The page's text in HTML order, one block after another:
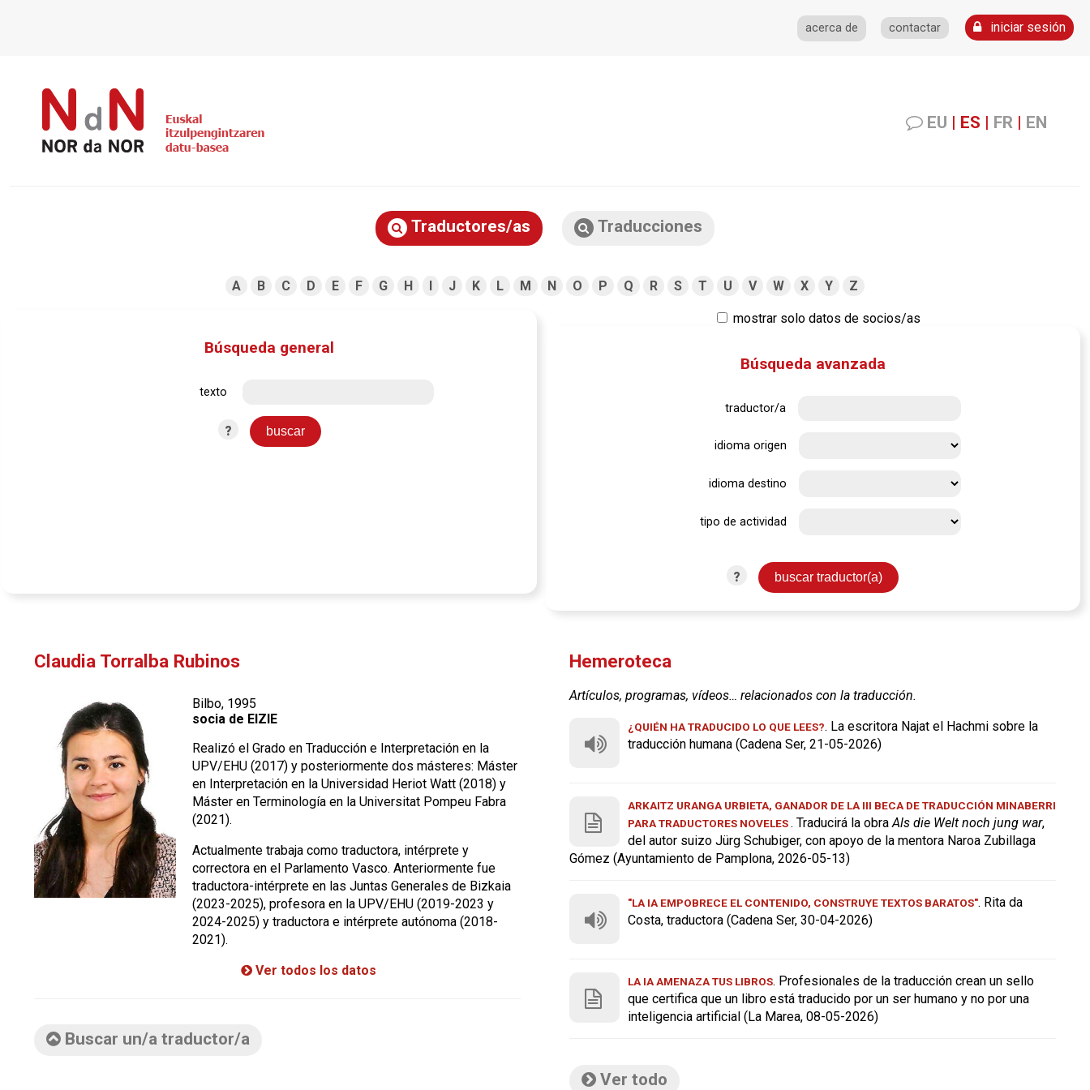
acerca de contactar iniciar sesión
EU | ES | FR | EN
Traductores/as Traducciones
A B C D E F G H I J K L M N O P Q R S T U V W X Y Z
mostrar solo datos de socios/as
Búsqueda general
texto
?
Búsqueda avanzada
traductor/a
idioma origen
idioma destino
tipo de actividad
?
Claudia Torralba Rubinos
Bilbo, 1995
socia de EIZIE
Realizó el Grado en Traducción e Interpretación en la
UPV/EHU (2017) y posteriormente dos másteres: Máster
en Interpretación en la Universidad Heriot Watt (2018) y
Máster en Terminología en la Universitat Pompeu Fabra
(2021).
Actualmente trabaja como traductora, intérprete y
correctora en el Parlamento Vasco. Anteriormente fue
traductora-intérprete en las Juntas Generales de Bizkaia
(2023-2025), profesora en la UPV/EHU (2019-2023 y
2024-2025) y traductora e intérprete autónoma (2018-
2021).
Ver todos los datos
Buscar un/a traductor/a
Hemeroteca
Artículos, programas, vídeos… relacionados con la traducción.
¿QUIÉN HA TRADUCIDO LO QUE LEES?. La escritora Najat el Hachmi sobre la
traducción humana (Cadena Ser, 21-05-2026)
ARKAITZ URANGA URBIETA, GANADOR DE LA III BECA DE TRADUCCIÓN MINABERRI
PARA TRADUCTORES NOVELES . Traducirá la obra Als die Welt noch jung war,
del autor suizo Jürg Schubiger, con apoyo de la mentora Naroa Zubillaga
Gómez (Ayuntamiento de Pamplona, 2026-05-13)
"LA IA EMPOBRECE EL CONTENIDO, CONSTRUYE TEXTOS BARATOS". Rita da
Costa, traductora (Cadena Ser, 30-04-2026)
LA IA AMENAZA TUS LIBROS. Profesionales de la traducción crean un sello
que certifica que un libro está traducido por un ser humano y no por una
inteligencia artificial (La Marea, 08-05-2026)
Ver todo